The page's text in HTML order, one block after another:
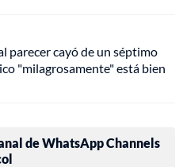
parecer cayó de un séptimo
"milagrosamente" está bien
de WhatsApp Channels